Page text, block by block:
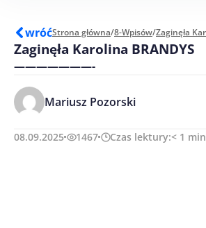
wróćStrona główna/8-Wpisów/
Zaginęła Karolina BRANDYS
———————-
Mariusz Pozorski
08.09.2025 1467 Czas lektury:< 1 min